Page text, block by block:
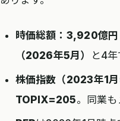
時価総額：3,920億
（2026年5月）
と4
株価指数（2023年1
TOPIX=205。同業